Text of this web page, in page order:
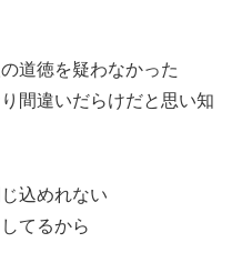
道徳を疑わなかった
間違いだらけだと思い知
込めれない
てるから